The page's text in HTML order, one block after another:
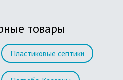
товары
Пластиковые септики